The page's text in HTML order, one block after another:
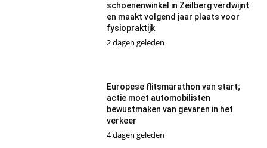
schoenenwinkel in Zeilberg verdwijnt
en maakt volgend jaar plaats voor
fysiopraktijk
2 dagen geleden
Europese flitsmarathon van start;
actie moet automobilisten
bewustmaken van gevaren in het
verkeer
4 dagen geleden